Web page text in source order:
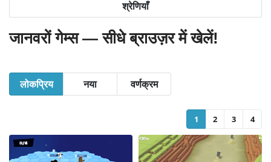
श्रेणियाँ
जानवरों गेम्स — सीधे ब्राउज़र में खेलें!
लोकप्रिय नया वर्णक्रम
1 2 3 4